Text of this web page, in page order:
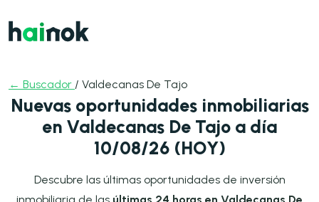
← Buscador / Valdecanas De Tajo
Nuevas oportunidades inmobiliarias
en Valdecanas De Tajo a día
10/08/26 (HOY)
Descubre las últimas oportunidades de inversión
inmobiliaria de las últimas 24 horas en Valdecanas De